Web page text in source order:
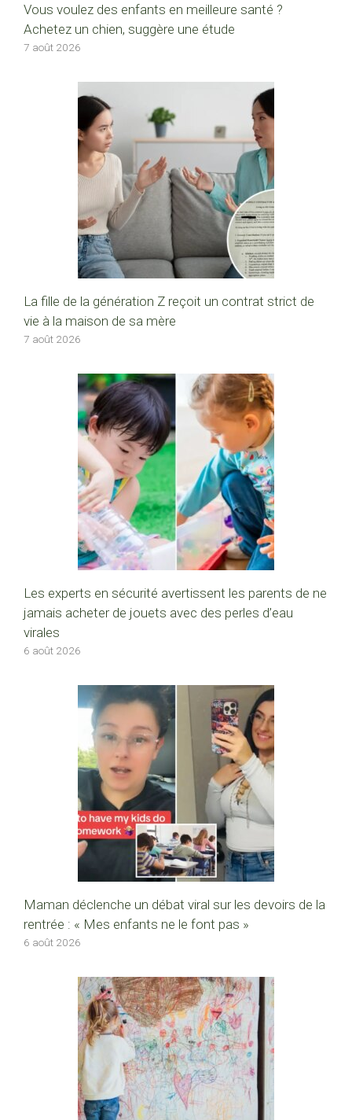
Vous voulez des enfants en meilleure santé ?
Achetez un chien, suggère une étude
7 août 2026
La fille de la génération Z reçoit un contrat strict de
vie à la maison de sa mère
7 août 2026
Les experts en sécurité avertissent les parents de ne
jamais acheter de jouets avec des perles d’eau
virales
6 août 2026
Maman déclenche un débat viral sur les devoirs de la
rentrée : « Mes enfants ne le font pas »
6 août 2026